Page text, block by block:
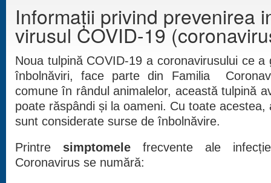
Informaţii privind prevenirea
virusul COVID-19
Noua tulpină COVID-19 a coronavirusului ce
înbolnăviri, face parte din Familia
comune în rândul animalelor, această tulpină
poate răspândi și la oameni. Cu toate acestea,
sunt considerate surse de înbolnăvire.
Printre simptomele frecvente ale
Coronavirus se numără: